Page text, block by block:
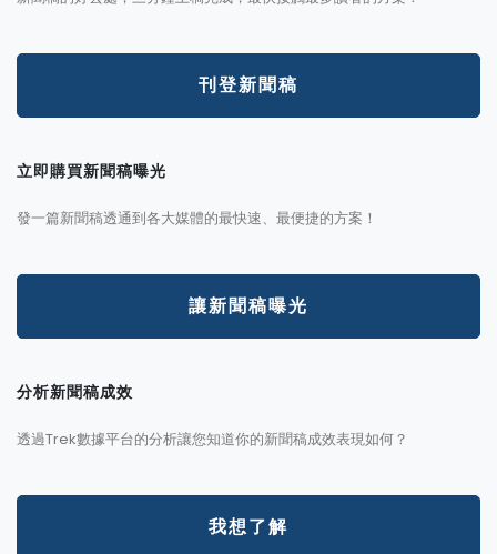
刊登新聞稿
立即購買新聞稿曝光
發一篇新聞稿透通到各大媒體的最快速、最便捷的方案！
讓新聞稿曝光
分析新聞稿成效
透過Trek數據平台的分析讓您知道你的新聞稿成效表現如何？
我想了解